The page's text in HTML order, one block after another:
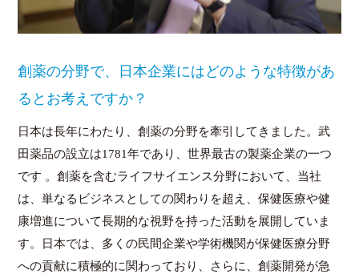
創薬の分野で、日本企業にはどのような特徴があ
るとお考えですか？
日本は長年にわたり、創薬の分野を牽引してきました。武
田薬品の設立は1781年であり、世界最古の製薬企業の一つ
です 。創薬を含むライフサイエンス分野において、当社
は、単なるビジネスとしての関わりを超え、保健医療や健
康増進について長期的な視野を持った活動を展開していま
す。日本では、多くの民間企業や学術機関が保健医療分野
への貢献に積極的に関わっており、さらに、創薬開発が急